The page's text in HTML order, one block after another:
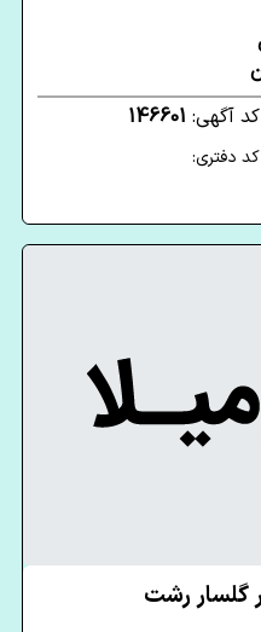
کد آگهی: 146601
کد دفتری: